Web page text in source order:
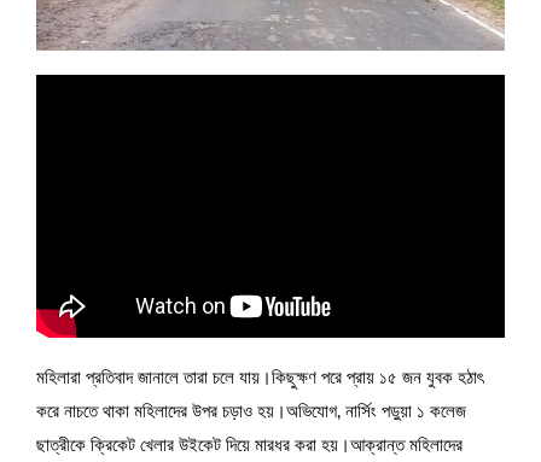
মহিলারা প্রতিবাদ জানালে তারা চলে যায়।কিছুক্ষণ পরে প্রায় ১৫ জন যুবক হঠাৎ
করে নাচতে থাকা মহিলাদের উপর চড়াও হয়।অভিযোগ, নার্সিং পড়ুয়া ১ কলেজ
ছাত্রীকে ক্রিকেট খেলার উইকেট দিয়ে মারধর করা হয়।আক্রান্ত মহিলাদের